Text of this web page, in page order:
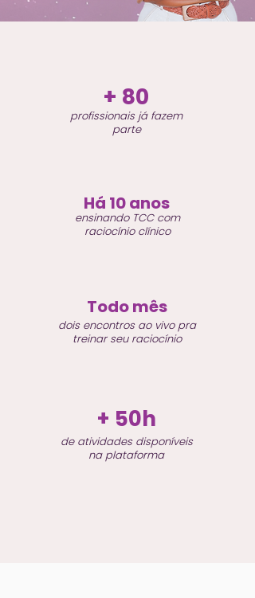
+ 80
profissionais já fazem
parte
Há 10 anos
ensinando TCC com
raciocínio clínico
Todo mês
dois encontros ao vivo pra
treinar seu raciocínio
+ 50h
de atividades disponíveis
na plataforma